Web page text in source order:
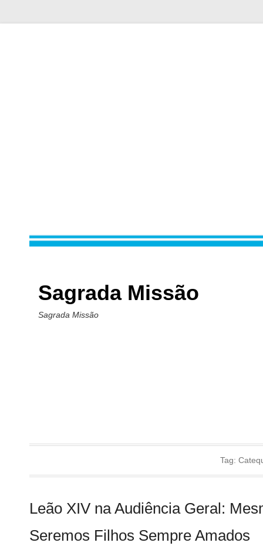
Sagrada Missão
Sagrada Missão
Tag:
Leão XIV na Audiência Geral:
Seremos Filhos Sempre Amados